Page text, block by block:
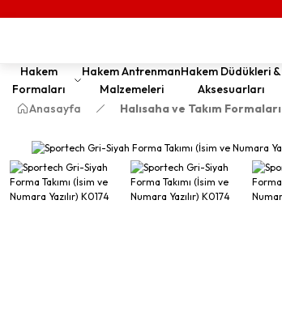
Hakem
Formaları
Hakem Antrenman
Malzemeleri
Hakem Düdükleri &
Aksesuarları
Anasayfa
Halısaha ve Takım Formaları